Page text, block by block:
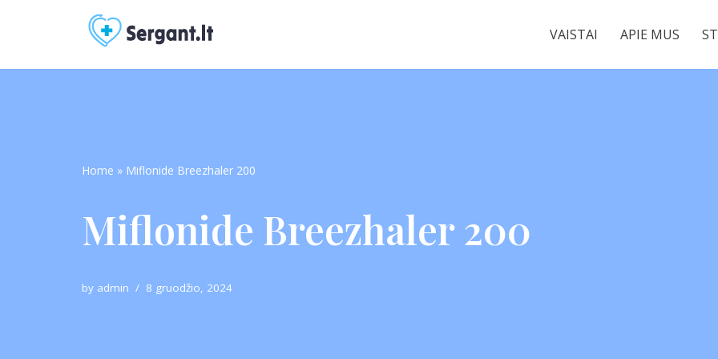
VAISTAI APIE MUS
Home » Miflonide Breezhaler 200
Miflonide Breezhaler 200
by admin 8 gruodžio, 2024